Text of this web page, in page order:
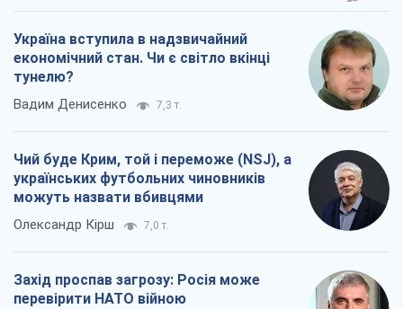
Україна вступила в надзвичайний
економічний стан. Чи є світло вкінці
тунелю?
Вадим Денисенко 7,3 т.
Чий буде Крим, той і переможе (NSJ), а
українських футбольних чиновників
можуть назвати вбивцями
Олександр Кірш 7,0 т.
Захід проспав загрозу: Росія може
перевірити НАТО війною